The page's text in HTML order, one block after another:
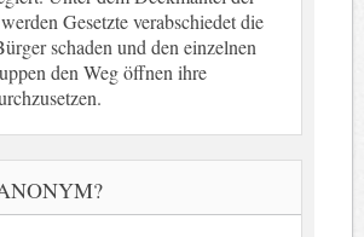
Gesetzte verabschiedet die
schaden und den einzelnen
den Weg öffnen ihre